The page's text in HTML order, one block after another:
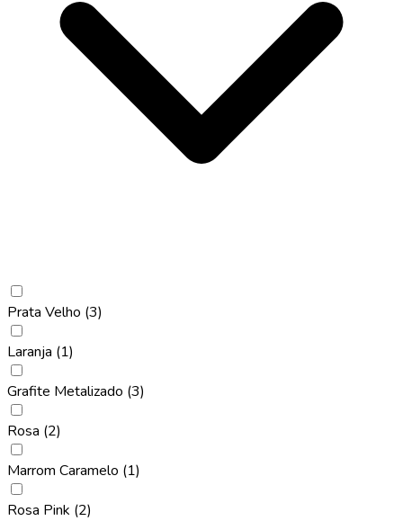
Prata Velho (3)
Laranja (1)
Grafite Metalizado (3)
Rosa (2)
Marrom Caramelo (1)
Rosa Pink (2)